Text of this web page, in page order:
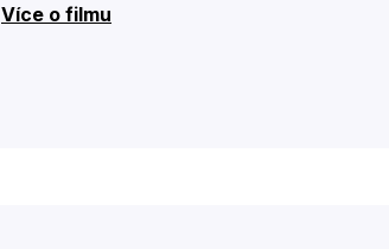
Více o filmu